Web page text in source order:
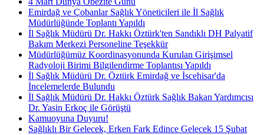
Emirdağ ve Çobanlar Sağlık Yöneticileri ile İl Sağlık
Müdürlüğünde Toplantı Yapıldı
İl Sağlık Müdürü Dr. Hakkı Öztürk'ten Sandıklı DH Palyatif
Bakım Merkezi Personeline Teşekkür
Müdürlüğümüz Koordinasyonunda Kurulan Girişimsel
Radyoloji Birimi Bilgilendirme Toplantısı Yapıldı
İl Sağlık Müdürü Dr. Öztürk Emirdağ ve İscehisar'da
İncelemelerde Bulundu
İl Sağlık Müdürü Dr. Hakkı Öztürk Sağlık Bakan Yardımcısı
Dr. Yasin Erkoç ile Görüştü
Kamuoyuna Duyuru!
Sağlıklı Bir Gelecek, Erken Fark Edince Gelecek 15 Şubat